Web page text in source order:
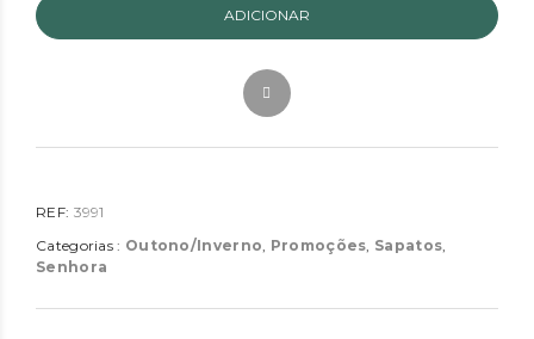
ADICIONAR
REF: 3991
Categorias : Outono/Inverno, Promoções, Sapatos,
Senhora